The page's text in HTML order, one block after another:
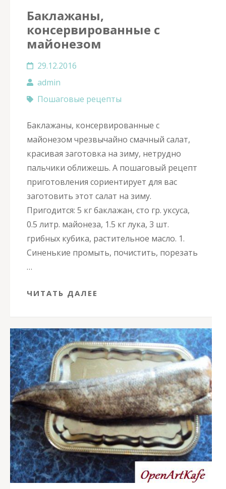
Баклажаны,
консервированные с
майонезом
29.12.2016
admin
Пошаговые рецепты
Баклажаны, консервированные с
майонезом чрезвычайно смачный салат,
красивая заготовка на зиму, нетрудно
пальчики оближешь. А пошаговый рецепт
приготовления сориентирует для вас
заготовить этот салат на зиму.
Пригодится: 5 кг баклажан, сто гр. уксуса,
0.5 литр. майонеза, 1.5 кг лука, 3 шт.
грибных кубика, растительное масло. 1.
Синенькие промыть, почистить, порезать
…
ЧИТАТЬ ДАЛЕЕ